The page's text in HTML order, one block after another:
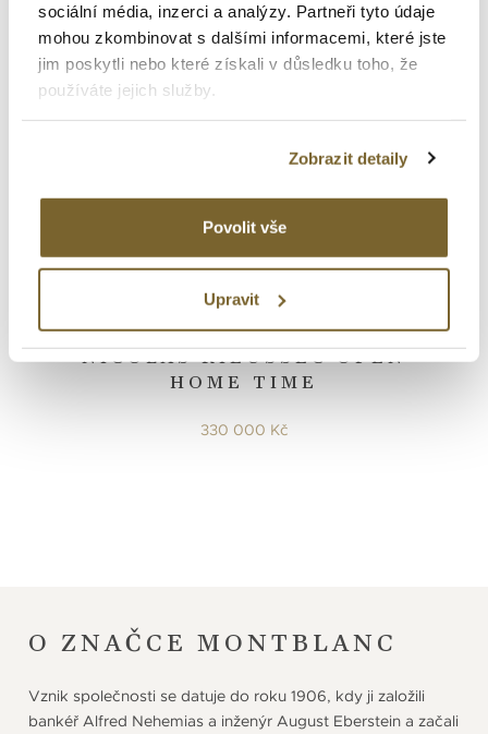
sociální média, inzerci a analýzy. Partneři tyto údaje
mohou zkombinovat s dalšími informacemi, které jste
jim poskytli nebo které získali v důsledku toho, že
používáte jejich služby.
Zobrazit detaily
Povolit vše
Upravit
NICOLAS RIEUSSEC OPEN
HOME TIME
MontBlanc
Nicolas Rieussec
330 000 Kč
O ZNAČCE MONTBLANC
Vznik společnosti se datuje do roku 1906, kdy ji založili
bankéř Alfred Nehemias a inženýr August Eberstein a začali